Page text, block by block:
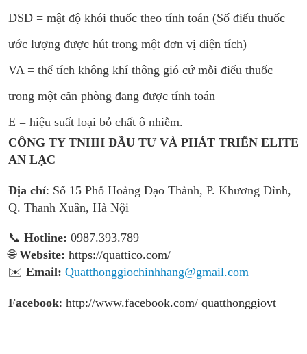
DSD = mật độ khói thuốc theo tính toán (Số điếu thuốc
ước lượng được hút trong một đơn vị diện tích)
VA = thể tích không khí thông gió cứ mỗi điếu thuốc
trong một căn phòng đang được tính toán
E = hiệu suất loại bỏ chất ô nhiễm.
CÔNG TY TNHH ĐẦU TƯ VÀ PHÁT TRIỂN ELITE
AN LẠC
Địa chỉ: Số 15 Phố Hoàng Đạo Thành, P. Khương Đình,
Q. Thanh Xuân, Hà Nội
📞 Hotline: 0987.393.789
🌐Website: https://quattico.com/
✉️ Email: Quatthonggiochinhhang@gmail.com
Facebook: http://www.facebook.com/ quatthonggiovt